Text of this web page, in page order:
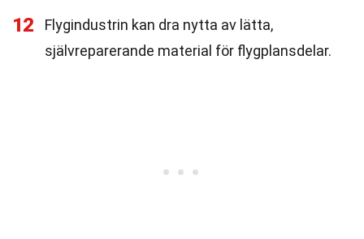
12
Flygindustrin kan dra nytta av lätta,
självreparerande material för flygplansdelar.